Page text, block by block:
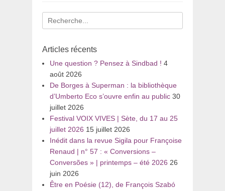
Recherche
pour
Articles récents
Une question ? Pensez à Sindbad ! 4
août 2026
De Borges à Superman : la bibliothèque
d’Umberto Eco s’ouvre enfin au public 30
juillet 2026
Festival VOIX VIVES | Sète, du 17 au 25
juillet 2026 15 juillet 2026
Inédit dans la revue Sigila pour Françoise
Renaud | n° 57 : « Conversions –
Conversões » | printemps – été 2026 26
juin 2026
Être en Poésie (12), de François Szabó